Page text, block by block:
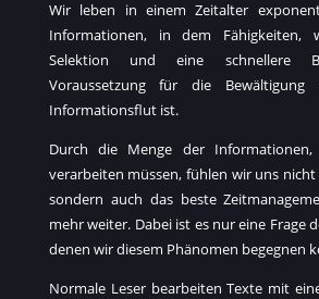
Wir leben in einem Zeitalter
Informationen, in dem Fähigkeiten,
Selektion und eine schnellere
Voraussetzung für die Bewältigung
Informationsflut ist.
Durch die Menge der
verarbeiten müssen, fühlen wir uns
sondern auch das beste
mehr weiter. Dabei ist es nur eine Frage
denen wir diesem Phänomen begegnen
Normale Leser bearbeiten Texte mit